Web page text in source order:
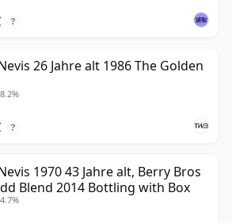
?
26 Jahre alt 1986 The Golden
?
1970 43 Jahre alt, Berry Bros
Blend 2014 Bottling with Box